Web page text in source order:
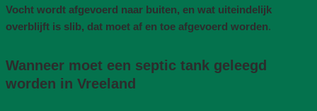
Vocht wordt afgevoerd naar buiten, en wat uiteindelijk
overblijft is slib, dat moet af en toe afgevoerd worden.
Wanneer moet een septic tank geleegd
worden in Vreeland